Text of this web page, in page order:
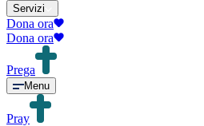
Servizi
Dona ora
Dona ora
Prega
Menu
Pray